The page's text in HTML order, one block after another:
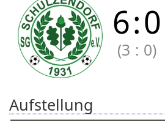
6:0
(3 : 0)
Aufstellung